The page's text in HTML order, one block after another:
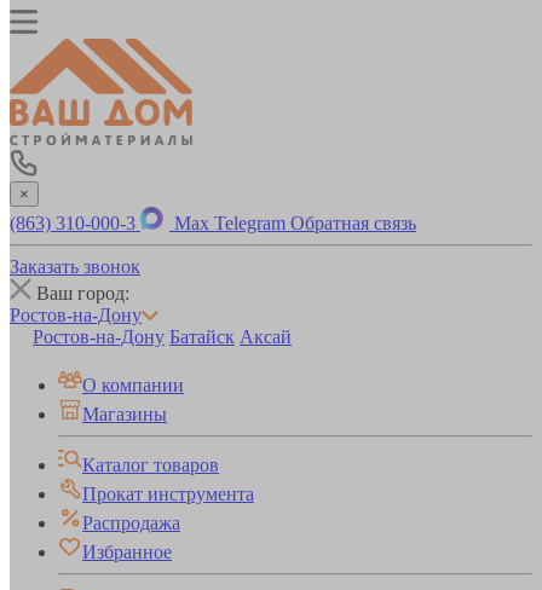
×
(863) 310-000-3 Max Telegram Обратная связь
Заказать звонок
Ваш город:
Ростов-на-Дону
Ростов-на-Дону Батайск Аксай
О компании
Магазины
Каталог товаров
Прокат инструмента
Распродажа
Избранное